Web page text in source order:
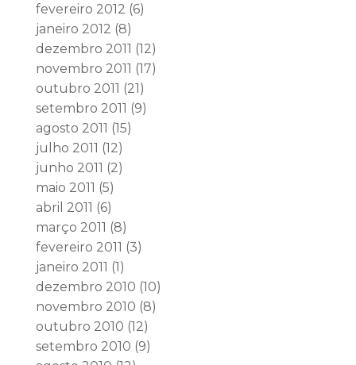
fevereiro 2012 (6)
janeiro 2012 (8)
dezembro 2011 (12)
novembro 2011 (17)
outubro 2011 (21)
setembro 2011 (9)
agosto 2011 (15)
julho 2011 (12)
junho 2011 (2)
maio 2011 (5)
abril 2011 (6)
março 2011 (8)
fevereiro 2011 (3)
janeiro 2011 (1)
dezembro 2010 (10)
novembro 2010 (8)
outubro 2010 (12)
setembro 2010 (9)